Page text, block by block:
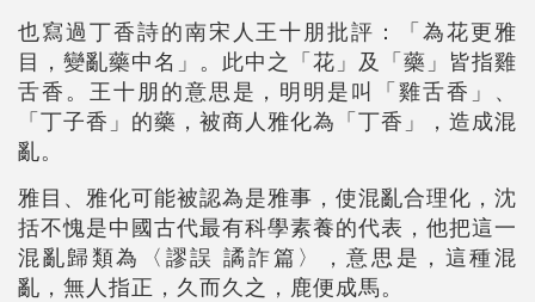
也寫過丁香詩的南宋人王十朋批評：「為花更雅
目，變亂藥中名」。此中之「花」及「藥」皆指雞
舌香。王十朋的意思是，明明是叫「雞舌香」、
「丁子香」的藥，被商人雅化為「丁香」，造成混
亂。
雅目、雅化可能被認為是雅事，使混亂合理化，沈
括不愧是中國古代最有科學素養的代表，他把這一
混亂歸類為〈謬誤 譎詐篇〉，意思是，這種混
亂，無人指正，久而久之，鹿便成馬。